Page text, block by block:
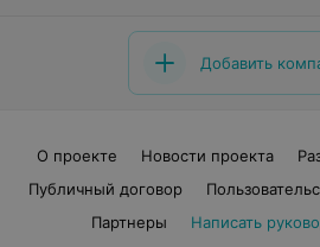
Добавить
О проекте Новости проекта
Публичный договор
Партнеры
Написать